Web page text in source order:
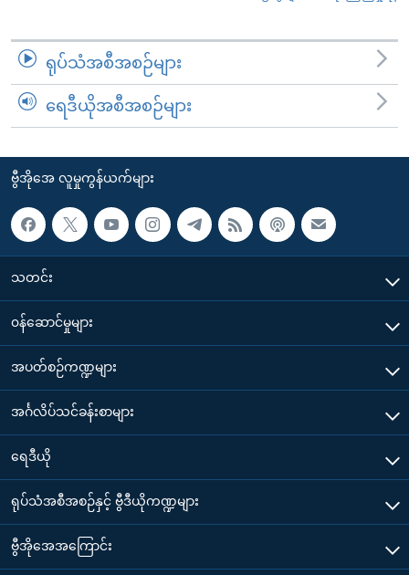
ရုပ်သံအစီအစဉ်များ
ရေဒီယိုအစီအစဉ်များ
ဗွီအိုအေ လူမှုကွန်ယက်များ
သတင်း
၀န်ဆောင်မှုများ
အပတ်စဉ်ကဏ္ဍများ
အင်္ဂလိပ်သင်ခန်းစာများ
ရေဒီယို
ရုပ်သံအစီအစဉ်နှင့် ဗွီဒီယိုကဏ္ဍများ
ဗွီအိုအေအကြောင်း